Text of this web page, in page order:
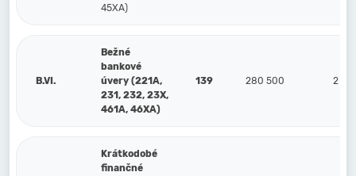
45XA)
B.VI.
Bežné
bankové
úvery (221A,
231, 232, 23X,
461A, 46XA)
139 280 500 2
Krátkodobé
finančné